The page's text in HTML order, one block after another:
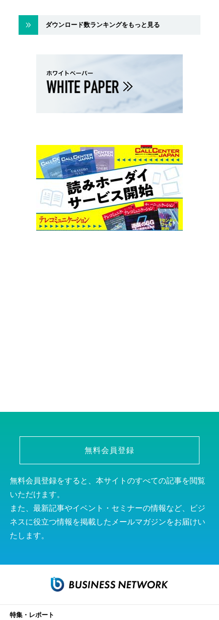
ダウンロード数ランキングをもっと見る
無料会員登録
無料会員登録をすると、本サイトのすべての記事を閲覧
いただけます。
また、最新記事やイベント・セミナーの情報など、ビジ
ネスに役立つ情報を掲載したメールマガジンをお届けい
たします。
特集・レポート